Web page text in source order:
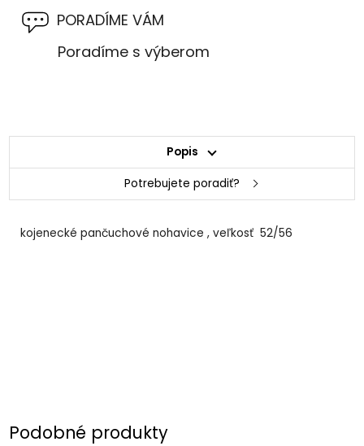
PORADÍME VÁM
Poradíme s výberom
Popis
Potrebujete poradiť?
kojenecké pančuchové nohavice , veľkosť 52/56
Podobné produkty